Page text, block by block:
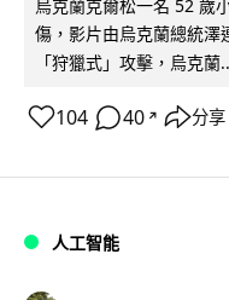
烏克蘭克爾松一名 52 歲
傷，影片由烏克蘭總統澤
「狩獵式」攻擊，烏克蘭
104 40 ↗ 分享
人工智能